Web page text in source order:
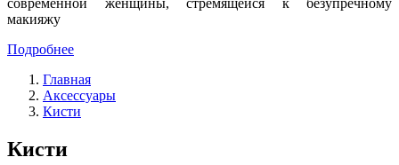
макияжу
Подробнее
Главная
Аксессуары
Кисти
Кисти